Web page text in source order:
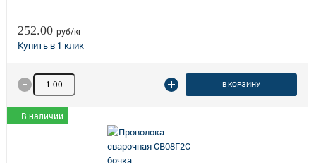
252.00 руб/кг
Количество товара В КОРЗИНУ
В наличии